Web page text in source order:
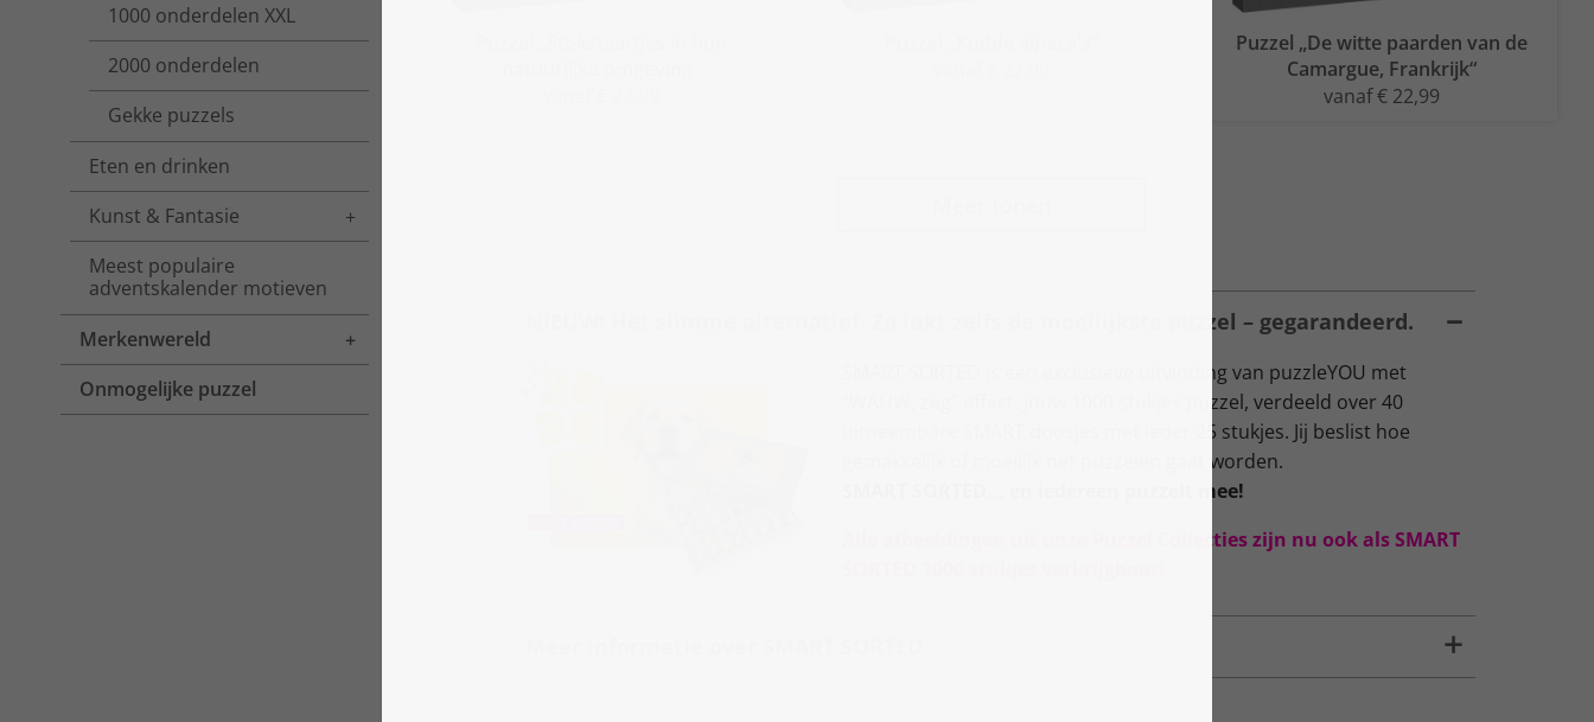
1000 onderdelen XXL
2000 onderdelen
Gekke puzzels
Eten en drinken
Kunst & Fantasie
Toggle menu
Meest populaire
adventskalender motieven
Merkenwereld
Toggle menu
Onmogelijke puzzel
Puzzel „De witte paarden van de
Camargue, Frankrijk“
vanaf € 22,99
NIEUW! Het slimme alternatief. Zo lukt zelfs de moeilijkste puzzel – gegarandeerd.
SMART SORTED is een exclusieve uitvinding van puzzleYOU met
“WAUW, zeg” effect: Jouw 1000 stukjes puzzel, verdeeld over 40
uitneembare SMART doosjes met ieder 25 stukjes. Jij beslist hoe
gemakkelijk of moeilijk het puzzelen gaat worden.
SMART SORTED... en iedereen puzzelt mee!
Alle afbeeldingen uit onze Puzzel Collecties zijn nu ook als SMART